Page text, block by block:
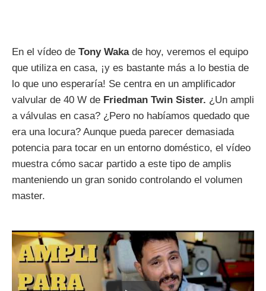
En el vídeo de Tony Wakade hoy, veremos el equipo
que utiliza en casa, ¡y es bastante más a lo bestia de
lo que uno esperaría! Se centra en un amplificador
valvular de 40 W de Friedman Twin Sister. ¿Un ampli
a válvulas en casa? ¿Pero no habíamos quedado que
era una locura? Aunque pueda parecer demasiada
potencia para tocar en un entorno doméstico, el vídeo
muestra cómo sacar partido a este tipo de amplis
manteniendo un gran sonido controlando el volumen
master.